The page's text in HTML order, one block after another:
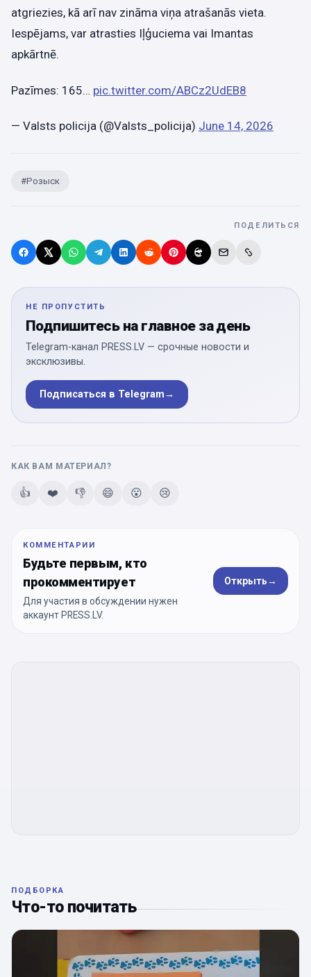
atgriezies, kā arī nav zināma viņa atrašanās vieta.
Iespējams, var atrasties Iļģuciema vai Imantas
apkārtnē.
Pazīmes: 165… pic.twitter.com/ABCz2UdEB8
— Valsts policija (@Valsts_policija) June 14, 2026
#Розыск
ПОДЕЛИТЬСЯ
НЕ ПРОПУСТИТЬ
Подпишитесь на главное за день
Telegram-канал PRESS.LV — срочные новости и
эксклюзивы.
Подписаться в Telegram→
КАК ВАМ МАТЕРИАЛ?
👍 ❤️ 👎 😄 😮 😢
КОММЕНТАРИИ
Будьте первым, кто
прокомментирует
Для участия в обсуждении нужен
аккаунт PRESS.LV.
Открыть→
ПОДБОРКА
Что-то почитать